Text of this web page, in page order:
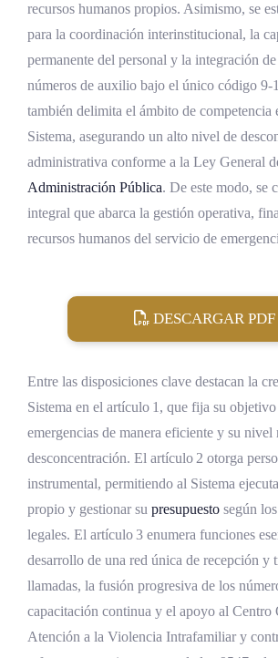
recursos humanos propios. Asimismo, se
para la coordinación interinstitucional, la
permanente del personal y la integración
números de auxilio bajo el único código
también delimita el ámbito de competencia
Sistema, asegurando un alto nivel de
administrativa conforme a la Ley General
Administración Pública. De este modo, se
integral que abarca la gestión operativa,
recursos humanos del servicio de
DESCARGAR PDF
Entre las disposiciones clave destacan la
Sistema en el artículo 1, que fija su
emergencias de manera eficiente y su nivel
desconcentración. El artículo 2 otorga
instrumental, permitiendo al Sistema
propio y gestionar su presupuesto según
legales. El artículo 3 enumera funciones
desarrollo de una red única de recepción y
llamadas, la fusión progresiva de los
capacitación continua y el apoyo al Centro
Atención a la Violencia Intrafamiliar y